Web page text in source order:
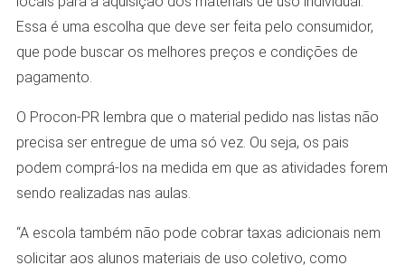
Essa é uma escolha que deve ser feita pelo consumidor,
que pode buscar os melhores preços e condições de
pagamento.
O Procon-PR lembra que o material pedido nas listas não
precisa ser entregue de uma só vez. Ou seja, os pais
podem comprá-los na medida em que as atividades forem
sendo realizadas nas aulas.
“A escola também não pode cobrar taxas adicionais nem
solicitar aos alunos materiais de uso coletivo, como